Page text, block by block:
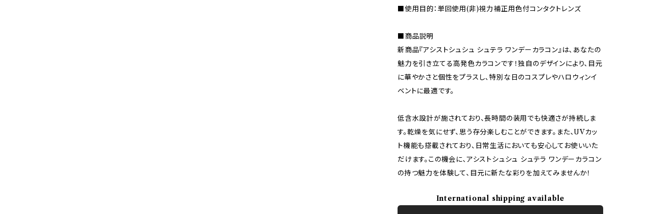
■使用目的：単回使用(非)視力補正用色付コンタクトレンズ
■商品説明
新商品『アシストシュシュ シュテラ ワンデーカラコン』は、あなたの
魅力を引き立てる高発色カラコンです！独自のデザインにより、目元
に華やかさと個性をプラスし、特別な日のコスプレやハロウィンイ
ベントに最適です。
低含水設計が施されており、長時間の装用でも快適さが持続しま
す。乾燥を気にせず、思う存分楽しむことができます。また、UVカッ
ト機能も搭載されており、日常生活においても安心してお使いいた
だけます。この機会に、アシストシュシュ シュテラ ワンデーカラコン
の持つ魅力を体験して、目元に新たな彩りを加えてみませんか！
International shipping available